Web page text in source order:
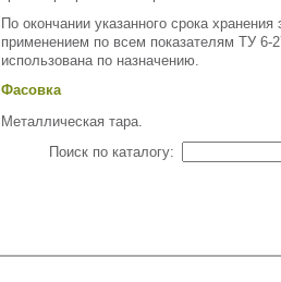
По окончании указанного срока
применением по всем показателям ТУ 6-
использована по назначению.
Фасовка
Металлическая тара.
Поиск по каталогу: